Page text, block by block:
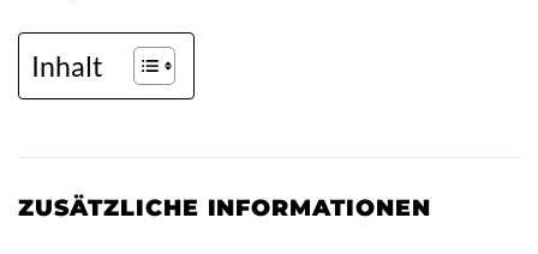
Inhalt
ZUSÄTZLICHE INFORMATIONEN